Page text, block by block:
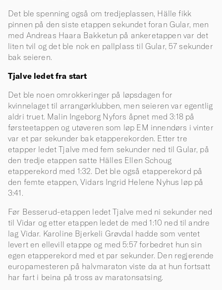
Det ble spenning også om tredjeplassen, Hälle fikk
pinnen på den siste etappen sekundet foran Gular, men
med Andreas Haara Bakketun på ankeretappen var det
liten tvil og det ble nok en pallplass til Gular, 57 sekunder
bak seieren.
Tjalve ledet fra start
Det ble noen omrokkeringer på løpsdagen for
kvinnelaget til arrangørklubben, men seieren var egentlig
aldri truet. Malin Ingeborg Nyfors åpnet med 3:18 på
førsteetappen og utøveren som løp EM innendørs i vinter
var et par sekunder bak etapperekorden. Etter tre
etapper ledet Tjalve med fem sekunder ned til Gular, på
den tredje etappen satte Hälles Ellen Schoug
etapperekord med 1:32. Det ble også etapperekord på
den femte etappen, Vidars Ingrid Helene Nyhus løp på
3:41.
Før Besserud-etappen ledet Tjalve med ni sekunder ned
til Vidar og etter etappen ledet de med 1:10 ned til andre
lag Vidar. Karoline Bjerkeli Grøvdal hadde som ventet
levert en ellevill etappe og med 5:57 forbedret hun sin
egen etapperekord med et par sekunder. Den regjerende
europamesteren på halvmaraton viste da at hun fortsatt
har fart i beina på tross av maratonsatsing.